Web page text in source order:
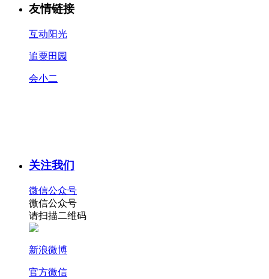
友情链接
互动阳光
追粟田园
会小二
关注我们
微信公众号
微信公众号
请扫描二维码
新浪微博
官方微信